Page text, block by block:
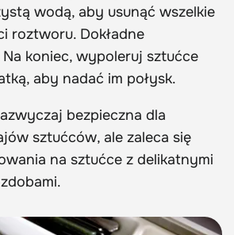
wodą, aby usunąć wszelkie
roztworu. Dokładne
koniec, wypoleruj sztućce
aby nadać im połysk.
bezpieczna dla
sztućców, ale zaleca się
na sztućce z delikatnymi